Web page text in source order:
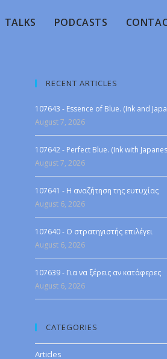
TALKS PODCASTS
RECENT ARTICLES
107643 - Essence of Blue. (Ink and
August 7, 2026
107642 - Perfect Blue. (Ink with
August 7, 2026
107641 - Η αναζήτηση της ευτυχίας
August 6, 2026
107640 - Ο στρατηγιστής επιλέγει
August 6, 2026
107639 - Για να ξέρεις αν κατάφερες
August 6, 2026
CATEGORIES
Articles